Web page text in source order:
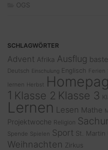
OGS
SCHLAGWÖRTER
Advent Afrika Ausflug
Deutsch Einschulung Englisch Ferien
lernen Herbst
1 Klasse 2 Klasse 3
Lernen Lesen Mathe
Projektwoche Religion
Spende Spielen Sport St. Martin
Weihnachten Zirkus